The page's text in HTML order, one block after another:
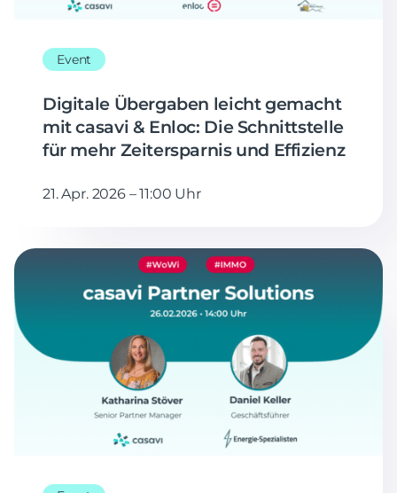
Event
Digitale Übergaben leicht gemacht
mit casavi & Enloc: Die Schnittstelle
für mehr Zeitersparnis und Effizienz
21. Apr. 2026 – 11:00 Uhr